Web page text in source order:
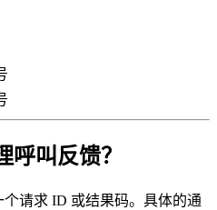
呼叫反馈？
请求 ID 或结果码。具体的通